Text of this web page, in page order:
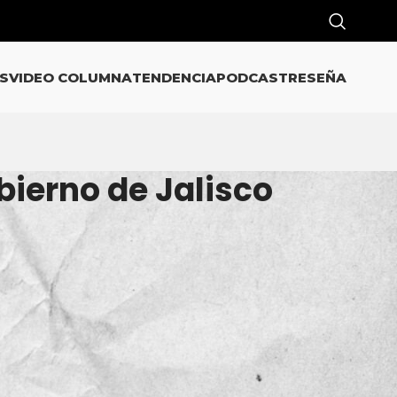
VIDEO COLUMNATENDENCIAPODCASTRESEÑA
de Jalisco